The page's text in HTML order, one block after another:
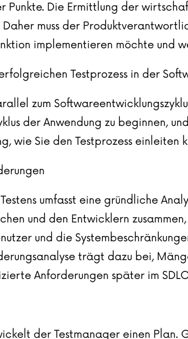
Punkte. Die Ermittlung der
Daher muss der
implementieren möchte und
Testprozess in der
zum
der Anwendung zu beginnen,
wie Sie den Testprozess einleiten
umfasst eine gründliche
und den Entwicklern
und die
trägt dazu bei,
Anforderungen später im
der Testmanager einen